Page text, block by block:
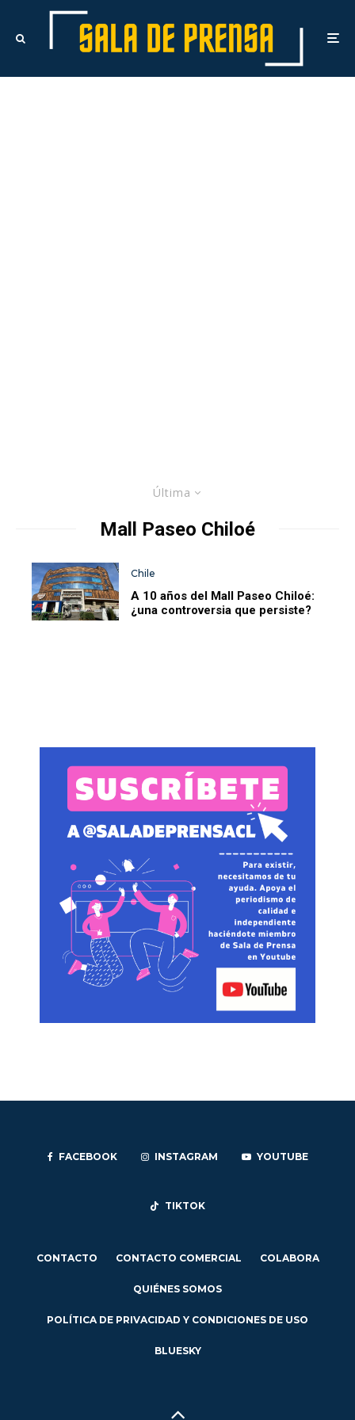
Última
Mall Paseo Chiloé
Chile
A 10 años del Mall Paseo Chiloé:
¿una controversia que persiste?
FACEBOOK INSTAGRAM YOUTUBE
TIKTOK
CONTACTO CONTACTO COMERCIAL COLABORA
QUIÉNES SOMOS
POLÍTICA DE PRIVACIDAD Y CONDICIONES DE USO
BLUESKY